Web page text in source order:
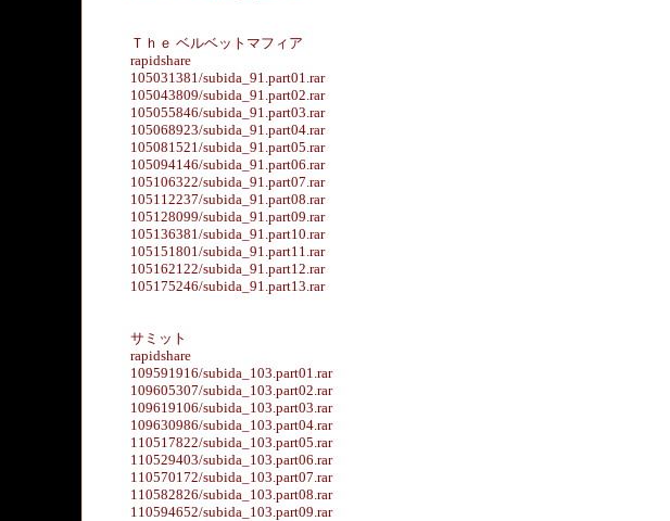
Ｔｈｅ ベルベットマフィア
rapidshare
105031381/subida_91.part01.rar
105043809/subida_91.part02.rar
105055846/subida_91.part03.rar
105068923/subida_91.part04.rar
105081521/subida_91.part05.rar
105094146/subida_91.part06.rar
105106322/subida_91.part07.rar
105112237/subida_91.part08.rar
105128099/subida_91.part09.rar
105136381/subida_91.part10.rar
105151801/subida_91.part11.rar
105162122/subida_91.part12.rar
105175246/subida_91.part13.rar
サミット
rapidshare
109591916/subida_103.part01.rar
109605307/subida_103.part02.rar
109619106/subida_103.part03.rar
109630986/subida_103.part04.rar
110517822/subida_103.part05.rar
110529403/subida_103.part06.rar
110570172/subida_103.part07.rar
110582826/subida_103.part08.rar
110594652/subida_103.part09.rar